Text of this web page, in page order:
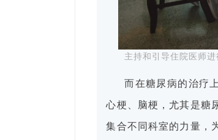
主持和引导住院医师进
而在糖尿病的治疗
心梗、脑梗，尤其是糖
集合不同科室的力量，